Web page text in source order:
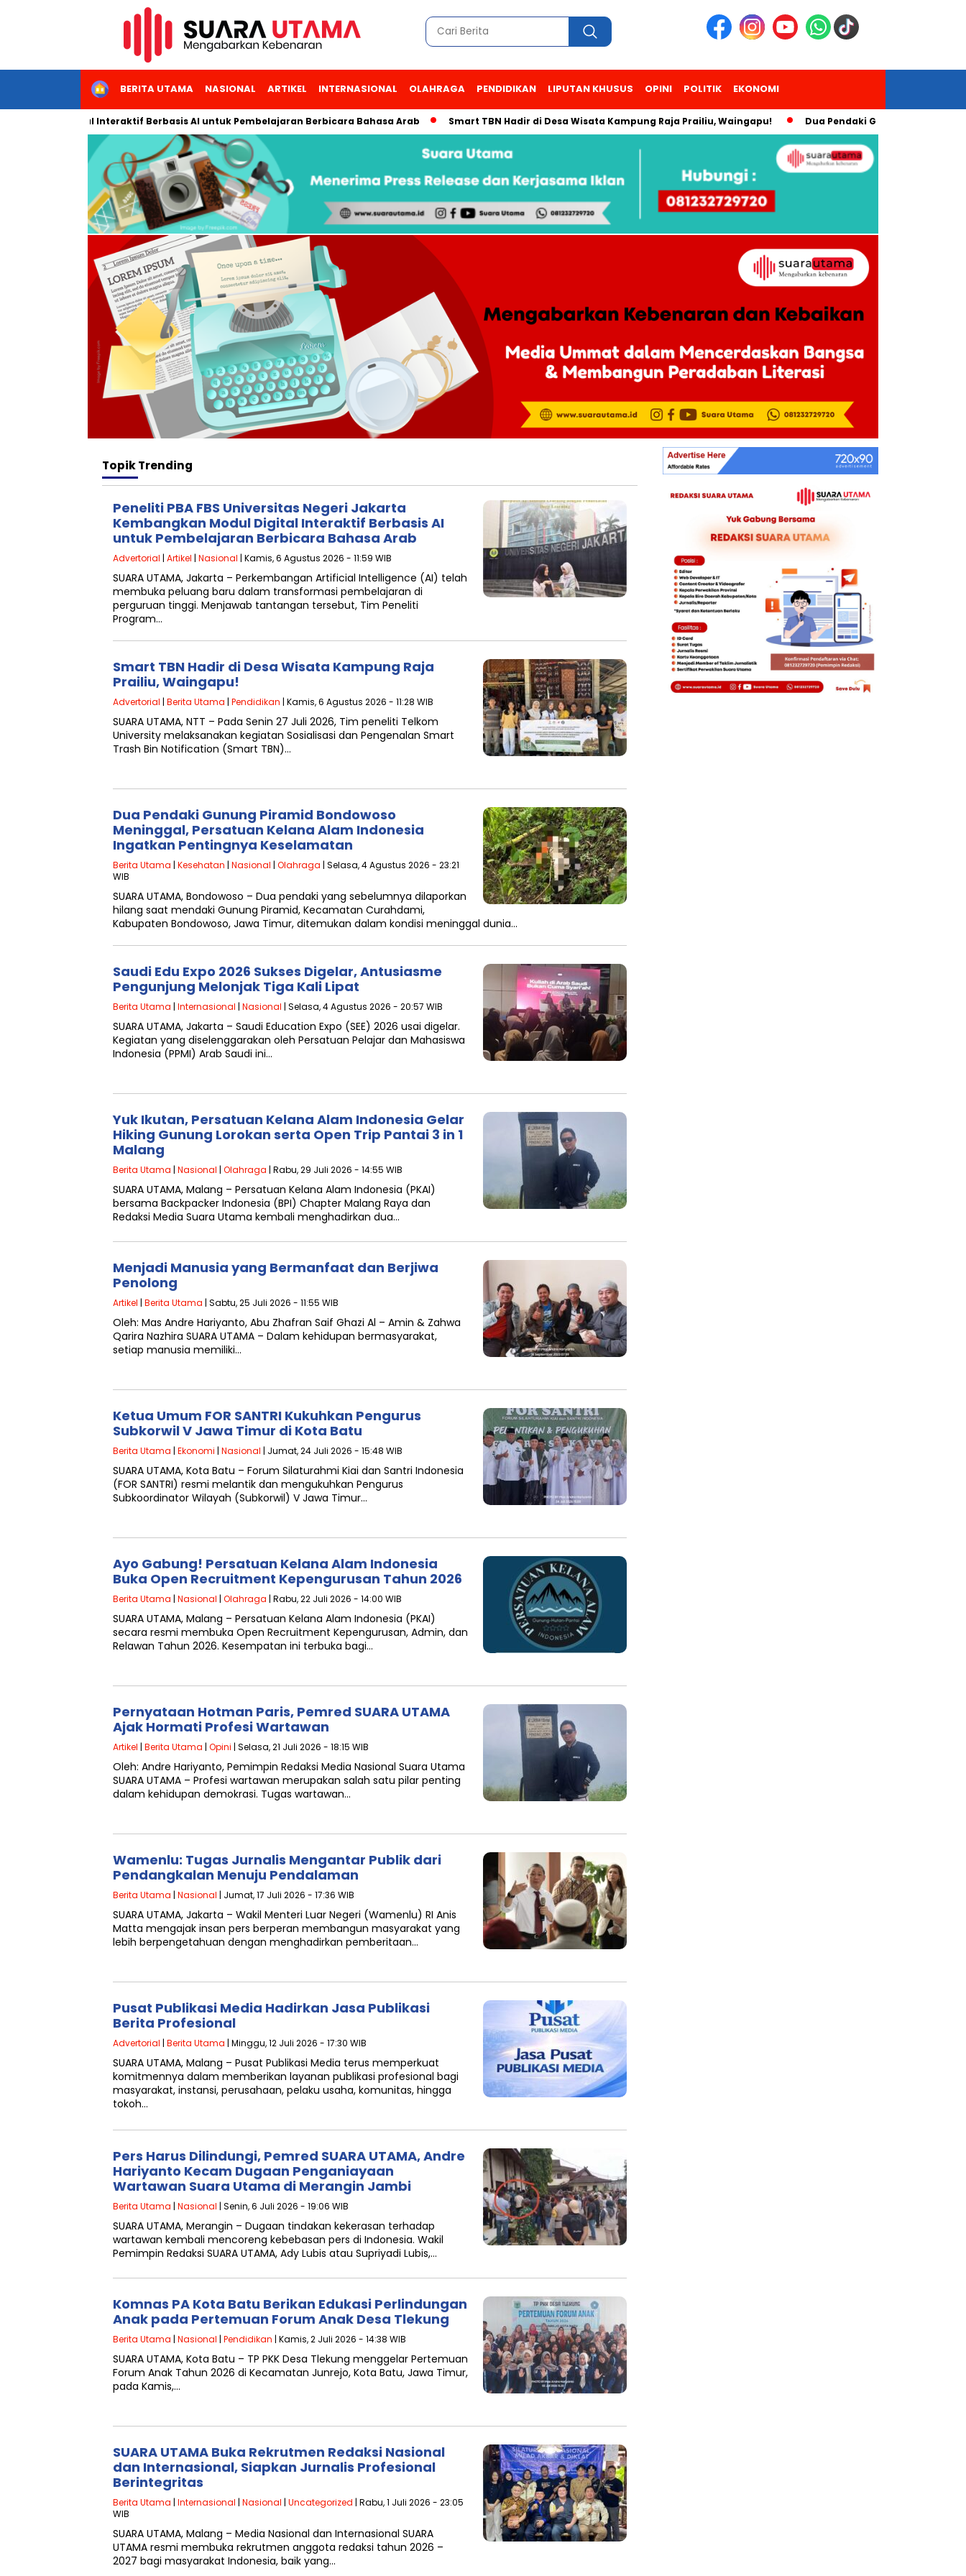
HOMEBERITA UTAMA NASIONAL ARTIKEL INTERNASIONAL OLAHRAGA PENDIDIKAN LIPUTAN KHUSUS OPINI POLITIK EKONOMI
Digital Interaktif Berbasis AI untuk Pembelajaran Berbicara Bahasa Arab Smart TBN Hadir di Desa Wisata Kampung Raja Prailiu, Waingapu! Dua Pendaki Gunung Piramid
TopikTrending
Peneliti PBA FBS Universitas Negeri Jakarta
Kembangkan Modul Digital Interaktif Berbasis AI
untuk Pembelajaran Berbicara Bahasa Arab
Advertorial | Artikel | Nasional | Kamis, 6 Agustus 2026 - 11:59 WIB
SUARA UTAMA, Jakarta – Perkembangan Artificial Intelligence (AI) telah
membuka peluang baru dalam transformasi pembelajaran di
perguruan tinggi. Menjawab tantangan tersebut, Tim Peneliti
Program…
Smart TBN Hadir di Desa Wisata Kampung Raja
Prailiu, Waingapu!
Advertorial | Berita Utama | Pendidikan | Kamis, 6 Agustus 2026 - 11:28 WIB
SUARA UTAMA, NTT – Pada Senin 27 Juli 2026, Tim peneliti Telkom
University melaksanakan kegiatan Sosialisasi dan Pengenalan Smart
Trash Bin Notification (Smart TBN)…
Dua Pendaki Gunung Piramid Bondowoso
Meninggal, Persatuan Kelana Alam Indonesia
Ingatkan Pentingnya Keselamatan
Berita Utama | Kesehatan | Nasional | Olahraga | Selasa, 4 Agustus 2026 - 23:21
WIB
SUARA UTAMA, Bondowoso – Dua pendaki yang sebelumnya dilaporkan
hilang saat mendaki Gunung Piramid, Kecamatan Curahdami,
Kabupaten Bondowoso, Jawa Timur, ditemukan dalam kondisi meninggal dunia…
Saudi Edu Expo 2026 Sukses Digelar, Antusiasme
Pengunjung Melonjak Tiga Kali Lipat
Berita Utama | Internasional | Nasional | Selasa, 4 Agustus 2026 - 20:57 WIB
SUARA UTAMA, Jakarta – Saudi Education Expo (SEE) 2026 usai digelar.
Kegiatan yang diselenggarakan oleh Persatuan Pelajar dan Mahasiswa
Indonesia (PPMI) Arab Saudi ini…
Yuk Ikutan, Persatuan Kelana Alam Indonesia Gelar
Hiking Gunung Lorokan serta Open Trip Pantai 3 in 1
Malang
Berita Utama | Nasional | Olahraga | Rabu, 29 Juli 2026 - 14:55 WIB
SUARA UTAMA, Malang – Persatuan Kelana Alam Indonesia (PKAI)
bersama Backpacker Indonesia (BPI) Chapter Malang Raya dan
Redaksi Media Suara Utama kembali menghadirkan dua…
Menjadi Manusia yang Bermanfaat dan Berjiwa
Penolong
Artikel | Berita Utama | Sabtu, 25 Juli 2026 - 11:55 WIB
Oleh: Mas Andre Hariyanto, Abu Zhafran Saif Ghazi Al – Amin & Zahwa
Qarira Nazhira SUARA UTAMA – Dalam kehidupan bermasyarakat,
setiap manusia memiliki…
Ketua Umum FOR SANTRI Kukuhkan Pengurus
Subkorwil V Jawa Timur di Kota Batu
Berita Utama | Ekonomi | Nasional | Jumat, 24 Juli 2026 - 15:48 WIB
SUARA UTAMA, Kota Batu – Forum Silaturahmi Kiai dan Santri Indonesia
(FOR SANTRI) resmi melantik dan mengukuhkan Pengurus
Subkoordinator Wilayah (Subkorwil) V Jawa Timur…
Ayo Gabung! Persatuan Kelana Alam Indonesia
Buka Open Recruitment Kepengurusan Tahun 2026
Berita Utama | Nasional | Olahraga | Rabu, 22 Juli 2026 - 14:00 WIB
SUARA UTAMA, Malang – Persatuan Kelana Alam Indonesia (PKAI)
secara resmi membuka Open Recruitment Kepengurusan, Admin, dan
Relawan Tahun 2026. Kesempatan ini terbuka bagi…
Pernyataan Hotman Paris, Pemred SUARA UTAMA
Ajak Hormati Profesi Wartawan
Artikel | Berita Utama | Opini | Selasa, 21 Juli 2026 - 18:15 WIB
Oleh: Andre Hariyanto, Pemimpin Redaksi Media Nasional Suara Utama
SUARA UTAMA – Profesi wartawan merupakan salah satu pilar penting
dalam kehidupan demokrasi. Tugas wartawan…
Wamenlu: Tugas Jurnalis Mengantar Publik dari
Pendangkalan Menuju Pendalaman
Berita Utama | Nasional | Jumat, 17 Juli 2026 - 17:36 WIB
SUARA UTAMA, Jakarta – Wakil Menteri Luar Negeri (Wamenlu) RI Anis
Matta mengajak insan pers berperan membangun masyarakat yang
lebih berpengetahuan dengan menghadirkan pemberitaan…
Pusat Publikasi Media Hadirkan Jasa Publikasi
Berita Profesional
Advertorial | Berita Utama | Minggu, 12 Juli 2026 - 17:30 WIB
SUARA UTAMA, Malang – Pusat Publikasi Media terus memperkuat
komitmennya dalam memberikan layanan publikasi profesional bagi
masyarakat, instansi, perusahaan, pelaku usaha, komunitas, hingga
tokoh…
Pers Harus Dilindungi, Pemred SUARA UTAMA, Andre
Hariyanto Kecam Dugaan Penganiayaan
Wartawan Suara Utama di Merangin Jambi
Berita Utama | Nasional | Senin, 6 Juli 2026 - 19:06 WIB
SUARA UTAMA, Merangin – Dugaan tindakan kekerasan terhadap
wartawan kembali mencoreng kebebasan pers di Indonesia. Wakil
Pemimpin Redaksi SUARA UTAMA, Ady Lubis atau Supriyadi Lubis,…
Komnas PA Kota Batu Berikan Edukasi Perlindungan
Anak pada Pertemuan Forum Anak Desa Tlekung
Berita Utama | Nasional | Pendidikan | Kamis, 2 Juli 2026 - 14:38 WIB
SUARA UTAMA, Kota Batu – TP PKK Desa Tlekung menggelar Pertemuan
Forum Anak Tahun 2026 di Kecamatan Junrejo, Kota Batu, Jawa Timur,
pada Kamis,…
SUARA UTAMA Buka Rekrutmen Redaksi Nasional
dan Internasional, Siapkan Jurnalis Profesional
Berintegritas
Berita Utama | Internasional | Nasional | Uncategorized | Rabu, 1 Juli 2026 - 23:05
WIB
SUARA UTAMA, Malang – Media Nasional dan Internasional SUARA
UTAMA resmi membuka rekrutmen anggota redaksi tahun 2026 –
2027 bagi masyarakat Indonesia, baik yang…